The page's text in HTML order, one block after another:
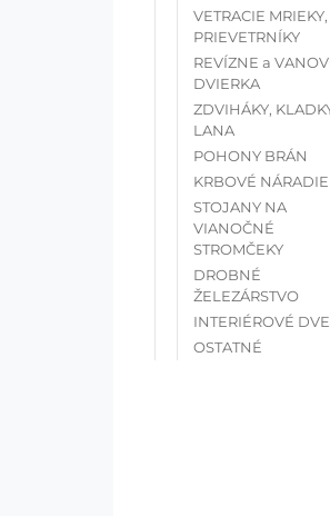
VETRACIE MRIEKY,
PRIEVETRNÍKY
REVÍZNE a
DVIERKA
ZDVIHÁKY,
LANA
POHONY BRÁN
KRBOVÉ NÁRADIE
STOJANY NA
VIANOČNÉ
STROMČEKY
DROBNÉ
ŽELEZÁRSTVO
INTERIÉROVÉ
OSTATNÉ